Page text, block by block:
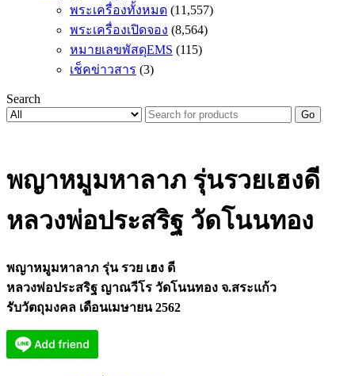
พระเครื่องทั้งหมด (11,557)
พระเครื่องเปิดจอง (8,564)
หมายเลขพัสดุEMS (115)
เช็คข่าวสาร (3)
Search
Go
พญาหมูมหาลาภ รุ่นรวยเฮงดี
หลวงพ่อประสริฐ วัดโนนทอง
พญาหมูมหาลาภ รุ่น รวย เฮง ดี
หลวงพ่อประสริฐ ญาณวีโร วัดโนนทอง จ.สระแก้ว
รับวัตถุมงคล เดือนเมษายน 2562